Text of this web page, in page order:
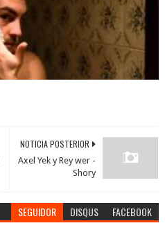
NOTICIA POSTERIOR
Axel Yek y Rey wer -
Shory
SEGUIDOR DISQUS FACEBOOK